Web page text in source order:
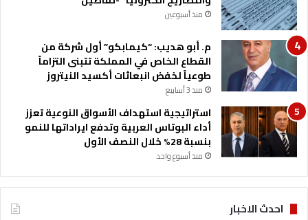
ت
ه
ج
ي
منذ أسبوعين
م. أبو هديب: “كيمابكو” أول شركة من
القطاع الخاص في المملكة تتبنى التزاماً
طوعياً لخفض انبعاثات أكسيد النيتروز
منذ 3 أسابيع
استراتيجية استهداف الأسواق النوعية تعزز
أداء البوتاس العربية وتدفع ايراداتها للنمو
بنسبة 28% خلال النصف الأول
منذ أسبوع واحد
احدث الاخبار